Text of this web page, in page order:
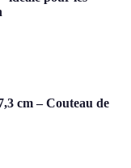
cm – Couteau de